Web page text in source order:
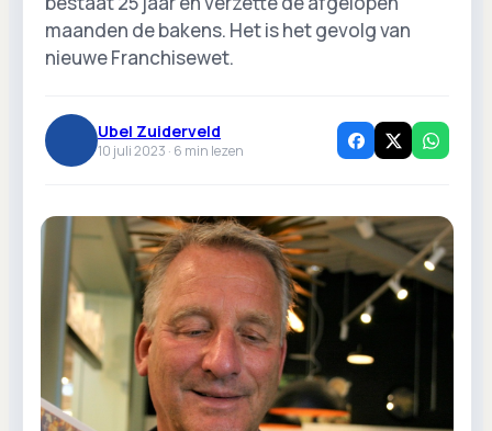
maanden de bakens. Het is het gevolg van
nieuwe Franchisewet.
Ubel Zuiderveld
10 juli 2023 · 6 min lezen